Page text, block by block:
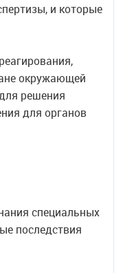
и которые
окружающей
решения
для органов
специальных
последствия